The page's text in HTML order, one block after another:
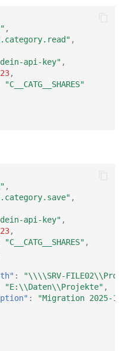
,
,
api-key" ,
,
"C__CATG__SHARES"
,
,
api-key" ,
,
"C__CATG__SHARES" ,
:
"\\\\SRV-
"E:\\Daten\\Projekte" ,
:
"Migration 2025-11: